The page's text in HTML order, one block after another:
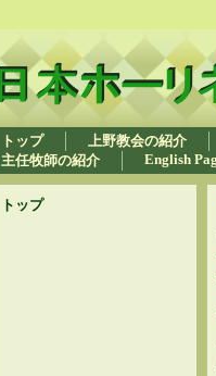
トップ 上野教会の紹介
主任牧師の紹介
English
トップ